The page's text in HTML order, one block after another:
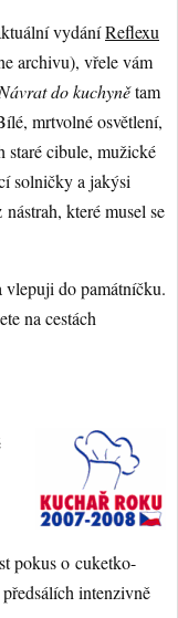
vydáníReflexu
archivu), vřele vám
Návrat do kuchynětam
mrtvolné osvětlení,
staré cibule, mužické
solničky a jakýsi
které musel se
do památníčku.
na cestách
pokus o cuketko-
intenzivně